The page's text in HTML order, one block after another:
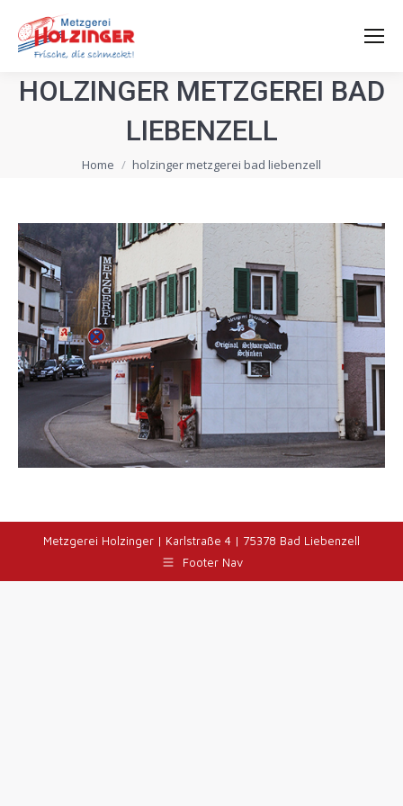
HOLZINGER METZGEREI BAD
LIEBENZELL
You are here:
Home holzinger metzgerei bad liebenzell
Metzgerei Holzinger | Karlstraße 4 | 75378 Bad Liebenzell
Footer Nav